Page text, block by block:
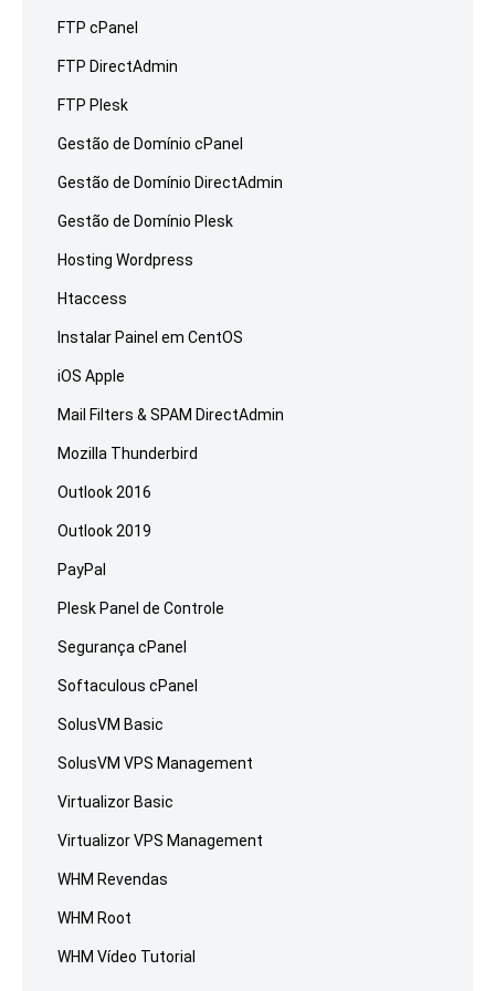
FTP cPanel
FTP DirectAdmin
FTP Plesk
Gestão de Domínio cPanel
Gestão de Domínio DirectAdmin
Gestão de Domínio Plesk
Hosting Wordpress
Htaccess
Instalar Painel em CentOS
iOS Apple
Mail Filters & SPAM DirectAdmin
Mozilla Thunderbird
Outlook 2016
Outlook 2019
PayPal
Plesk Panel de Controle
Segurança cPanel
Softaculous cPanel
SolusVM Basic
SolusVM VPS Management
Virtualizor Basic
Virtualizor VPS Management
WHM Revendas
WHM Root
WHM Vídeo Tutorial